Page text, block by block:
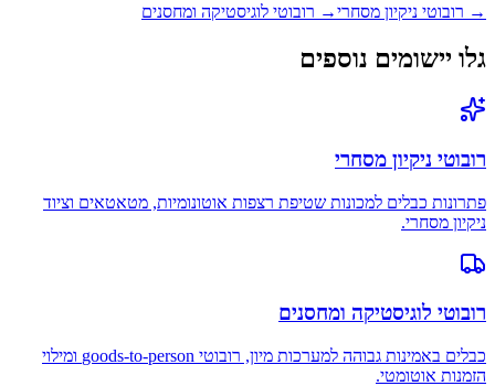
→ רובוטי ניקיון מסחרי→ רובוטי לוגיסטיקה ומחסנים
גלו יישומים נוספים
רובוטי ניקיון מסחרי
פתרונות כבלים למכונות שטיפת רצפות אוטונומיות, מטאטאים וציוד
ניקיון מסחרי.
רובוטי לוגיסטיקה ומחסנים
כבלים באמינות גבוהה למערכות מיון, רובוטי goods-to-person ומילוי
הזמנות אוטומטי.